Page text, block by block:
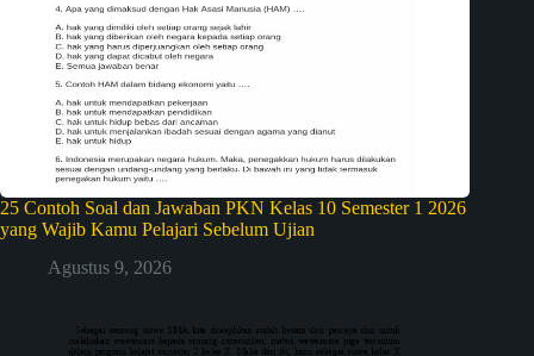
25 Contoh Soal dan Jawaban PKN Kelas 10 Semester 1 2026
yang Wajib Kamu Pelajari Sebelum Ujian
Agustus 9, 2026